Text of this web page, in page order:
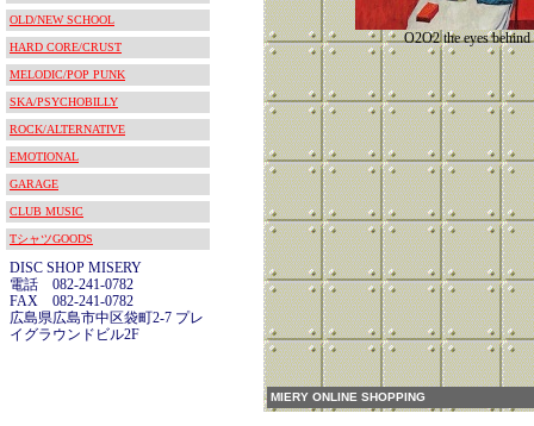
OLD/NEW SCHOOL
HARD CORE/CRUST
MELODIC/POP PUNK
SKA/PSYCHOBILLY
ROCK/ALTERNATIVE
EMOTIONAL
GARAGE
CLUB MUSIC
TシャツGOODS
DISC SHOP MISERY
電話 082-241-0782
FAX 082-241-0782
広島県広島市中区袋町2-7 プレ
イグラウンドビル2F
O2O2 the eyes behind
MIERY ONLINE SHOPPING